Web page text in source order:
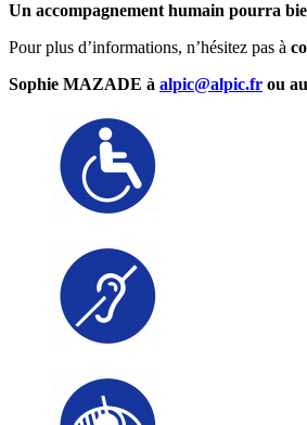
Un accompagnement humain pourra
Pour plus d’informations, n’hésitez pas à
Sophie MAZADE à alpic@alpic.fr ou